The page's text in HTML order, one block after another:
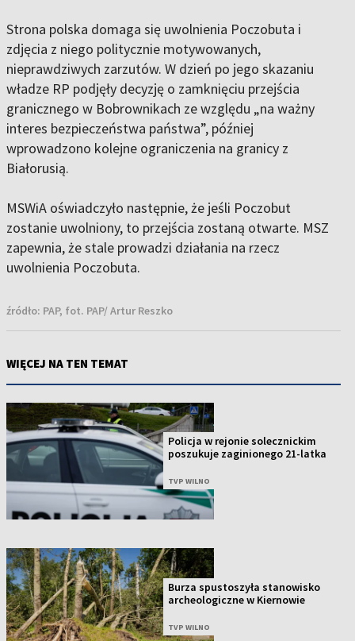
Strona polska domaga się uwolnienia Poczobuta i
zdjęcia z niego politycznie motywowanych,
nieprawdziwych zarzutów. W dzień po jego skazaniu
władze RP podjęły decyzję o zamknięciu przejścia
granicznego w Bobrownikach ze względu „na ważny
interes bezpieczeństwa państwa”, później
wprowadzono kolejne ograniczenia na granicy z
Białorusią.
MSWiA oświadczyło następnie, że jeśli Poczobut
zostanie uwolniony, to przejścia zostaną otwarte. MSZ
zapewnia, że stale prowadzi działania na rzecz
uwolnienia Poczobuta.
źródło: PAP, fot. PAP/ Artur Reszko
WIĘCEJ NA TEN TEMAT
Policja w rejonie solecznickim
poszukuje zaginionego 21-latka
TVP WILNO
Burza spustoszyła stanowisko
archeologiczne w Kiernowie
TVP WILNO